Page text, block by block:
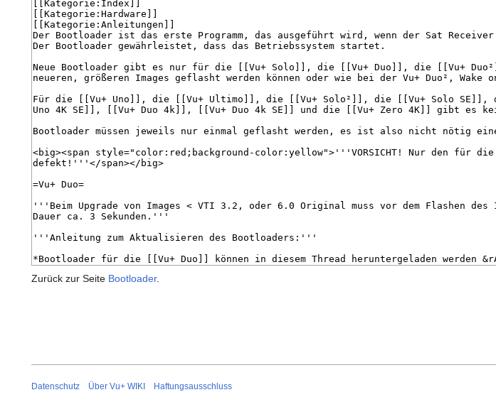
Zurück zur Seite Bootloader.
Datenschutz Über Vu+ WIKI Haftungsausschluss